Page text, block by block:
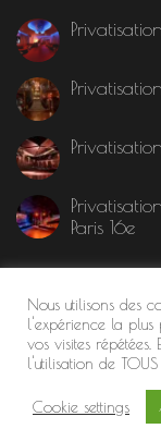
Paris 16e
©2024 Le
Nous utilisons des
l'expérience la plus
vos visites
l'utilisation de TOUS
Cookie settings